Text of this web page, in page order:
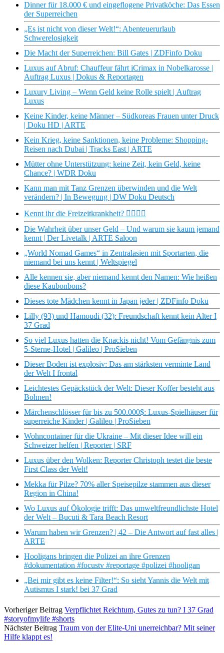
Dinner für 18.000 € und eingeflogene Privatköche: Das Essen
der Superreichen
„Es ist nicht von dieser Welt!“: Abenteuerurlaub
Schwerelosigkeit
Die Macht der Superreichen: Bill Gates | ZDFinfo Doku
Luxus auf Abruf: Chauffeur fährt iCrimax in Nobelkarosse |
Auftrag Luxus | Dokus & Reportagen
Luxury Living – Wenn Geld keine Rolle spielt | Auftrag
Luxus
Keine Kinder, keine Männer – Südkoreas Frauen unter Druck
| Doku HD | ARTE
Kein Krieg, keine Sanktionen, keine Probleme: Shopping-
Reisen nach Dubai | Tracks East | ARTE
Mütter ohne Unterstützung: keine Zeit, kein Geld, keine
Chance? | WDR Doku
Kann man mit Tanz Grenzen überwinden und die Welt
verändern? | In Bewegung | DW Doku Deutsch
Kennt ihr die Freizeitkrankheit? 🙇‍♂️🙇‍♀️
Die Wahrheit über unser Geld – Und warum sie kaum jemand
kennt | Der Livetalk | ARTE Saloon
„World Nomad Games“ in Zentralasien mit Sportarten, die
niemand bei uns kennt | Weltspiegel
Alle kennen sie, aber niemand kennt den Namen: Wie heißen
diese Kaubonbons?
Dieses tote Mädchen kennt in Japan jeder | ZDFinfo Doku
Lilly (93) und Hamoudi (32): Freundschaft kennt kein Alter I
37 Grad
So viel Luxus hatten die Knackis nicht! Vom Gefängnis zum
5-Sterne-Hotel | Galileo | ProSieben
Dieser Boden ist explosiv: Das am stärksten verminte Land
der Welt I frontal
Leichtestes Gepäckstück der Welt: Dieser Koffer besteht aus
Bohnen!
Märchenschlösser für bis zu 500.000$: Luxus-Spielhäuser für
superreiche Kinder | Galileo | ProSieben
Wohncontainer für die Ukraine – Mit dieser Idee will ein
Schweizer helfen | Reporter | SRF
Luxus über den Wolken: Reporter Christoph testet die beste
First Class der Welt!
Mekka für Pilze? 70% aller Speisepilze stammen aus dieser
Region in China!
Wo Luxus auf Ökologie trifft: Das umweltfreundlichste Hotel
der Welt – Bucuti & Tara Beach Resort
Warum haben wir Grenzen? | 42 – Die Antwort auf fast alles |
ARTE
Hooligans bringen die Polizei an ihre Grenzen
#dokumentation #focustv #reportage #polizei #hooligan
„Bei mir gibt es keine Filter!“: So sieht Yannis die Welt mit
Autismus I stark! bei 37 Grad
Vorheriger Beitrag Verpflichtet Reichtum, Gutes zu tun? I 37 Grad
#storyofmylife #shorts
Nächster Beitrag Traum von der Elite-Uni unerreichbar? Mit seiner
Hilfe klappt es!